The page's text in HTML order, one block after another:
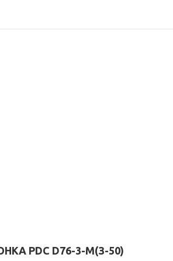
PDC D76-3-М(З-50)